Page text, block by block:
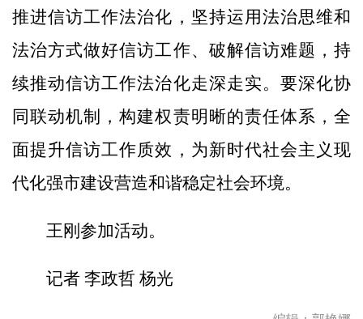
推进信访工作法治化，坚持运用法治思维和
法治方式做好信访工作、破解信访难题，持
续推动信访工作法治化走深走实。要深化协
同联动机制，构建权责明晰的责任体系，全
面提升信访工作质效，为新时代社会主义现
代化强市建设营造和谐稳定社会环境。
王刚参加活动。
记者 李政哲 杨光